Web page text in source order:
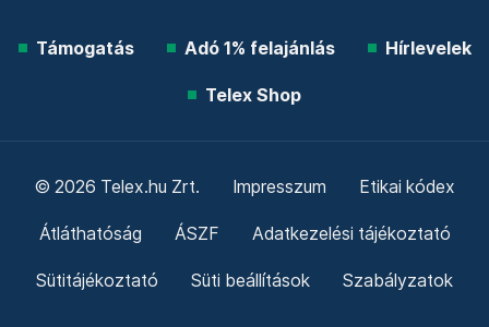
Támogatás Adó 1% felajánlás Hírlevelek
Telex Shop
© 2026 Telex.hu Zrt. Impresszum Etikai kódex
Átláthatóság ÁSZF Adatkezelési tájékoztató
Sütitájékoztató Süti beállítások Szabályzatok